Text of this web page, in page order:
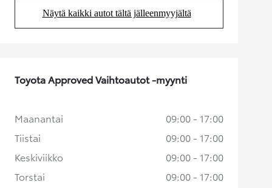
Näytä kaikki autot tältä jälleenmyyjältä
(Aukeaa uudessa välilehdessä)
Toyota Approved Vaihtoautot -myynti
Maanantai
09:00 - 17:00
Tiistai
09:00 - 17:00
Keskiviikko
09:00 - 17:00
Torstai
09:00 - 17:00